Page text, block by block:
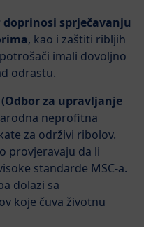
doprinosi sprječavanju
, kao i zaštiti ribljih
imali dovoljno
odrastu.
za upravljanje
neprofitna
za održivi ribolov.
provjeravaju da li
standarde MSC-a.
dolazi sa
koje čuva životnu